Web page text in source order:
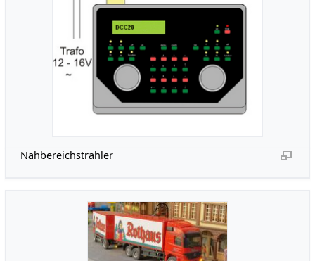
Nahbereichstrahler